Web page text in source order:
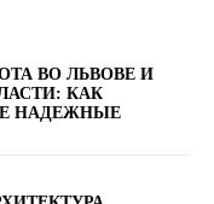
ВО ЛЬВОВЕ И
КАК
НАДЕЖНЫЕ